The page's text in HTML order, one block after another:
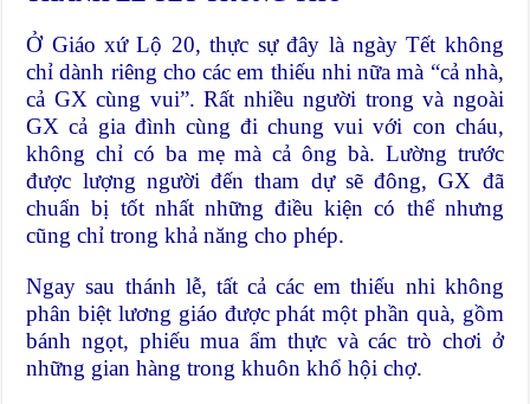
Ở Giáo xứ Lộ 20, thực sự đây là ngày Tết không
chỉ dành riêng cho các em thiếu nhi nữa mà “cả nhà,
cả GX cùng vui”. Rất nhiều người trong và ngoài
GX cả gia đình cùng đi chung vui với con cháu,
không chỉ có ba mẹ mà cả ông bà. Lường trước
được lượng người đến tham dự sẽ đông, GX đã
chuẩn bị tốt nhất những điều kiện có thể nhưng
cũng chỉ trong khả năng cho phép.
Ngay sau thánh lễ, tất cả các em thiếu nhi không
phân biệt lương giáo được phát một phần quà, gồm
bánh ngọt, phiếu mua ẩm thực và các trò chơi ở
những gian hàng trong khuôn khổ hội chợ.